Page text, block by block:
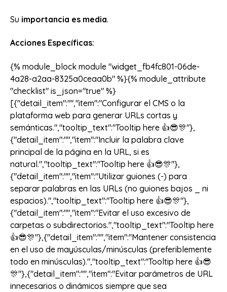
Su importancia es media.
Acciones Específicas:
{% module_block module "widget_fb4fc801-06de-
4a28-a2aa-8325a0ceaa0b" %}{% module_attribute
"checklist" is_json="true" %}
[{"detail_item":"","item":"Configurar el CMS o la
plataforma web para generar URLs cortas y
semánticas.","tooltip_text":"Tooltip here 👍😎🎊"},
{"detail_item":"","item":"Incluir la palabra clave
principal de la página en la URL, si es
natural.","tooltip_text":"Tooltip here 👍😎🎊"},
{"detail_item":"","item":"Utilizar guiones (-) para
separar palabras en las URLs (no guiones bajos _ ni
espacios).","tooltip_text":"Tooltip here 👍😎🎊"},
{"detail_item":"","item":"Evitar el uso excesivo de
carpetas o subdirectorios.","tooltip_text":"Tooltip here
👍😎🎊"},{"detail_item":"","item":"Mantener consistencia
en el uso de mayúsculas/minúsculas (preferiblemente
todo en minúsculas).","tooltip_text":"Tooltip here 👍😎
🎊"},{"detail_item":"","item":"Evitar parámetros de URL
innecesarios o dinámicos siempre que sea